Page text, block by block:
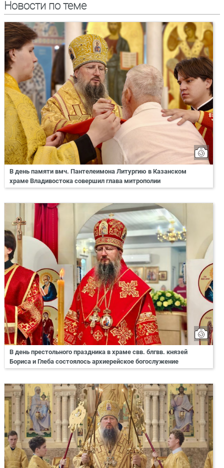
Новости по теме
В день памяти вмч. Пантелеимона Литургию в Казанском
храме Владивостока совершил глава митрополии
В день престольного праздника в храме свв. блгвв. князей
Бориса и Глеба состоялось архиерейское богослужение